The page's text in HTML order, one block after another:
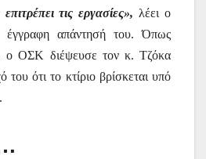
τις εργασίες», λέει ο
έγγραφη απάντησή του. Όπως
ο ΟΣΚ διέψευσε τον κ. Τζόκα
του ότι το κτίριο βρίσκεται υπό